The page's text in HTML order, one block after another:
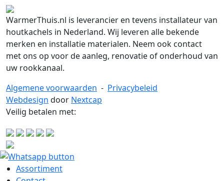
WarmerThuis.nl is leverancier en tevens installateur van
houtkachels in Nederland. Wij leveren alle bekende
merken en installatie materialen. Neem ook contact
met ons op voor de aanleg, renovatie of onderhoud van
uw rookkanaal.
Algemene voorwaarden - Privacybeleid
Webdesign door Nextcap
Veilig betalen met:
Assortiment